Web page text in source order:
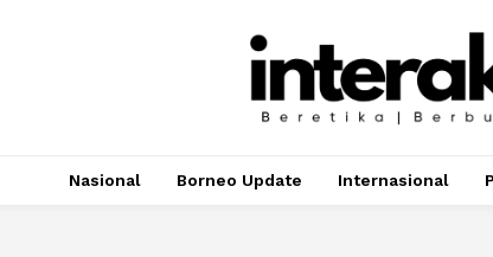
Nasional Borneo Update Internasional